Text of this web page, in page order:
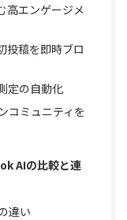
高エンゲージメ
投稿を即時ブロ
定の自動化
コミュニティを
AIの比較と連
違い